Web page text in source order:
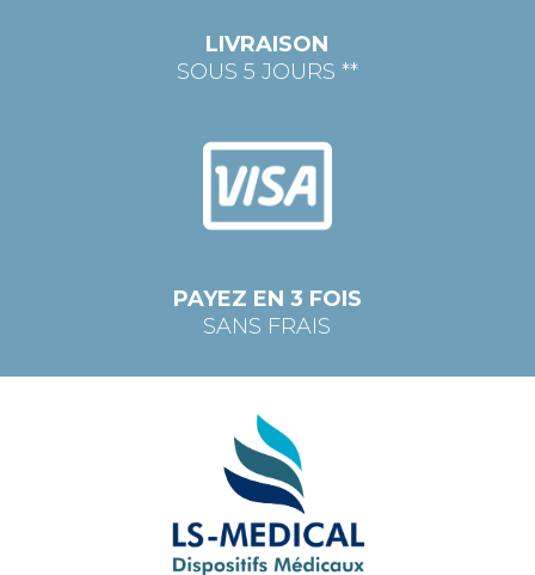
LIVRAISON
SOUS 5 JOURS **
PAYEZ EN 3 FOIS
SANS FRAIS